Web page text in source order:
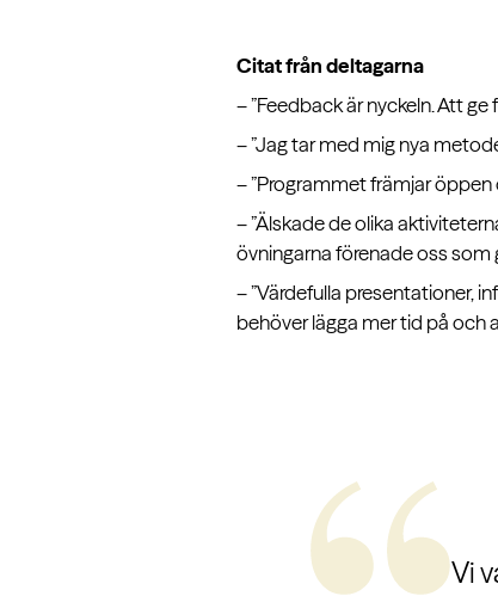
Citat från deltagarna
– ”Feedback är nyckeln. Att
– ”Jag tar med mig nya
– ”Programmet främjar
– ”Älskade de olika
övningarna förenade oss som
– ”Värdefulla presentationer,
behöver lägga mer tid på och
Vi